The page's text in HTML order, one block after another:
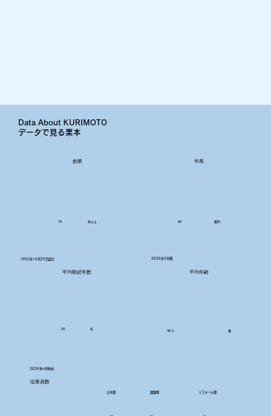
Data About KURIMOTO
データで見る栗本
創業
70 年以上
1952年10月25日設立
平均勤続年数
20 年
2026年4月時点
​年商
68 億円
2026年3月期
平均年齢
46.2 歳
​従業員数
土木部 建築部 リフォーム部